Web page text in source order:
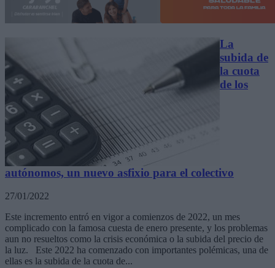
La
subida de
la cuota
de los
autónomos, un nuevo asfixio para el colectivo
27/01/2022
Este incremento entró en vigor a comienzos de 2022, un mes
complicado con la famosa cuesta de enero presente, y los problemas
aun no resueltos como la crisis económica o la subida del precio de
la luz. Este 2022 ha comenzado con importantes polémicas, una de
ellas es la subida de la cuota de...